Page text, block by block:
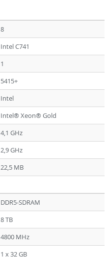
8
Intel C741
1
5415+
Intel
Intel® Xeon® Gold
4,1 GHz
2,9 GHz
22,5 MB
DDR5-SDRAM
8 TB
4800 MHz
1 x 32 GB